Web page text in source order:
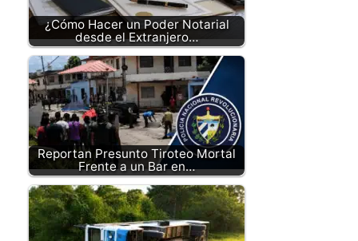
¿Cómo Hacer un Poder Notarial
desde el Extranjero…
Reportan Presunto Tiroteo Mortal
Frente a un Bar en…